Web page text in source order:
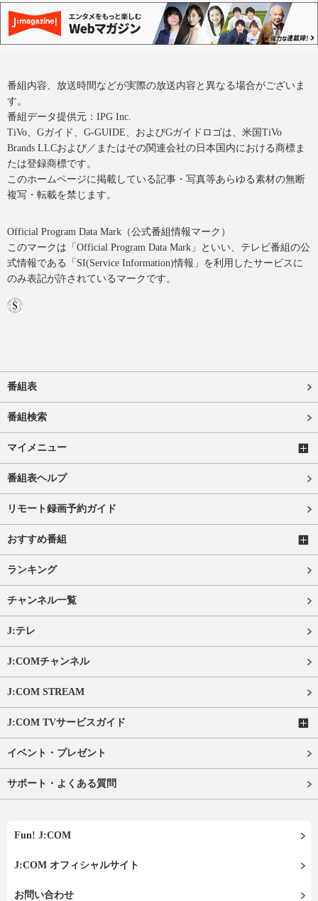
番組内容、放送時間などが実際の放送内容と異なる場合がございま
す。
番組データ提供元：IPG Inc.
TiVo、Gガイド、G-GUIDE、およびGガイドロゴは、米国TiVo
Brands LLCおよび／またはその関連会社の日本国内における商標ま
たは登録商標です。
このホームページに掲載している記事・写真等あらゆる素材の無断
複写・転載を禁じます。
Official Program Data Mark（公式番組情報マーク）
このマークは「Official Program Data Mark」といい、テレビ番組の公
式情報である「SI(Service Information)情報」を利用したサービスに
のみ表記が許されているマークです。
番組表
番組検索
マイメニュー
番組表ヘルプ
リモート録画予約ガイド
おすすめ番組
ランキング
チャンネル一覧
J:テレ
J:COMチャンネル
J:COM STREAM
J:COM TVサービスガイド
イベント・プレゼント
サポート・よくある質問
Fun! J:COM
J:COM オフィシャルサイト
お問い合わせ